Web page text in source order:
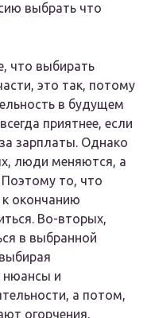
выбрать что
что выбирать
это так, потому
в будущем
приятнее, если
зарплаты. Однако
люди меняются, а
то, что
к окончанию
Во-вторых,
в выбранной
нюансы и
а потом,
огорчения.